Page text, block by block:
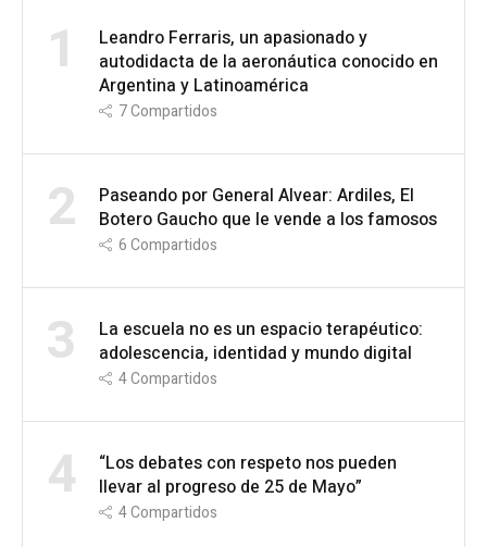
1
Leandro Ferraris, un apasionado y
autodidacta de la aeronáutica conocido en
Argentina y Latinoamérica
7Compartidos
2
Paseando por General Alvear: Ardiles, El
Botero Gaucho que le vende a los famosos
6Compartidos
3
La escuela no es un espacio terapéutico:
adolescencia, identidad y mundo digital
4Compartidos
4
“Los debates con respeto nos pueden
llevar al progreso de 25 de Mayo”
4Compartidos